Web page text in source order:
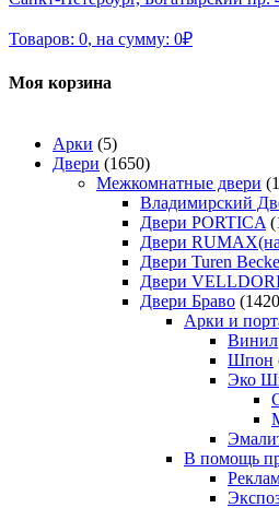
Товаров: 0, на сумму: 0₽
Моя корзина
Арки (5)
Двери (1650)
Межкомнатные двери
Владимирский
Двери PORTICA
Двери
Двери Turen
Двери
Двери Браво
Арки и
Винил
Шпон
Эко
В помощь